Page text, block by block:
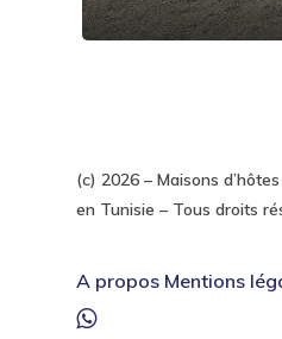
(c) 2026 – Maisons
en Tunisie – Tous droits
A propos Mentions